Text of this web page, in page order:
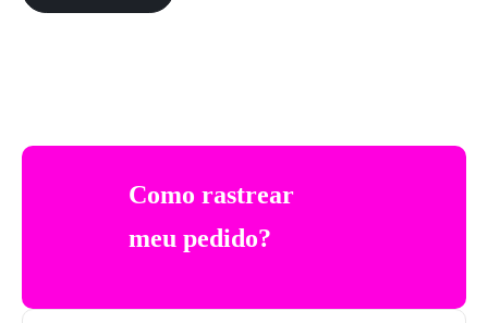
Como rastrear
meu pedido?